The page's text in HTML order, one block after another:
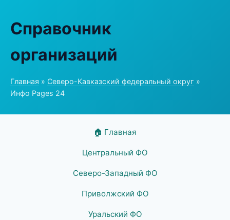
Справочник
организаций
Главная » Северо-Кавказский федеральный округ »
Инфо Pages 24
🏠 Главная
Центральный ФО
Северо-Западный ФО
Приволжский ФО
Уральский ФО